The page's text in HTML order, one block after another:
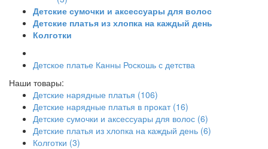
Детские сумочки и аксессуары для волос
Детские платья из хлопка на каждый день
Колготки
Детское платье Канны Роскошь с детства
Наши товары:
Детские нарядные платья (106)
Детские нарядные платья в прокат (16)
Детские сумочки и аксессуары для волос (6)
Детские платья из хлопка на каждый день (6)
Колготки (3)